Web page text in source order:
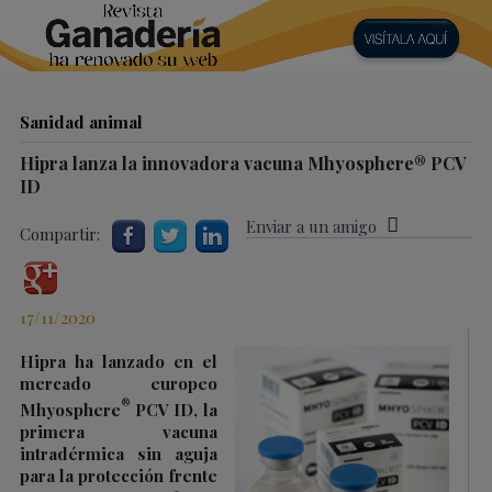
Sanidad animal
Hipra lanza la innovadora vacuna Mhyosphere® PCV
ID
Compartir: Enviar a un amigo
17/11/2020
Hipra ha lanzado en el
mercado europeo
Mhyosphere® PCV ID, la
primera vacuna
intradérmica sin aguja
para la protección frente